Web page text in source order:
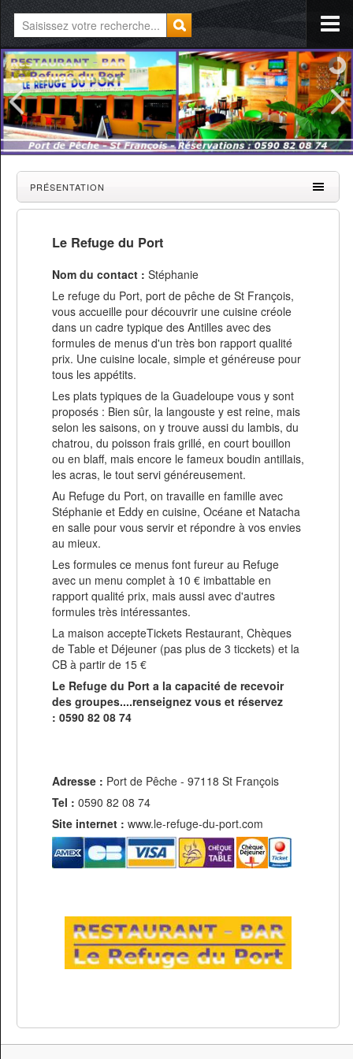
PRÉSENTATION
Le Refuge du Port
Nom du contact : Stéphanie
Le refuge du Port, port de pêche de St François,
vous accueille pour découvrir une cuisine créole
dans un cadre typique des Antilles avec des
formules de menus d'un très bon rapport qualité
prix. Une cuisine locale, simple et généreuse pour
tous les appétits.
Les plats typiques de la Guadeloupe vous y sont
proposés : Bien sûr, la langouste y est reine, mais
selon les saisons, on y trouve aussi du lambis, du
chatrou, du poisson frais grillé, en court bouillon
ou en blaff, mais encore le fameux boudin antillais,
les acras, le tout servi généreusement.
Au Refuge du Port, on travaille en famille avec
Stéphanie et Eddy en cuisine, Océane et Natacha
en salle pour vous servir et répondre à vos envies
au mieux.
Les formules ce menus font fureur au Refuge
avec un menu complet à 10 € imbattable en
rapport qualité prix, mais aussi avec d'autres
formules très intéressantes.
La maison accepteTickets Restaurant, Chèques
de Table et Déjeuner (pas plus de 3 ticckets) et la
CB à partir de 15 €
Le Refuge du Port a la capacité de recevoir
des groupes....renseignez vous et réservez
: 0590 82 08 74
Adresse : Port de Pêche - 97118 St François
Tel : 0590 82 08 74
Site internet : www.le-refuge-du-port.com